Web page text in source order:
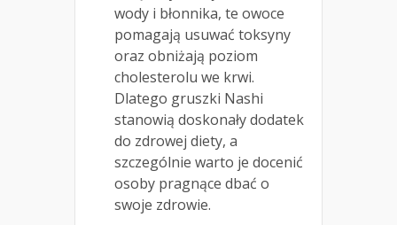
wody i błonnika, te owoce
pomagają usuwać toksyny
oraz obniżają poziom
cholesterolu we krwi.
Dlatego gruszki Nashi
stanowią doskonały dodatek
do zdrowej diety, a
szczególnie warto je docenić
osoby pragnące dbać o
swoje zdrowie.